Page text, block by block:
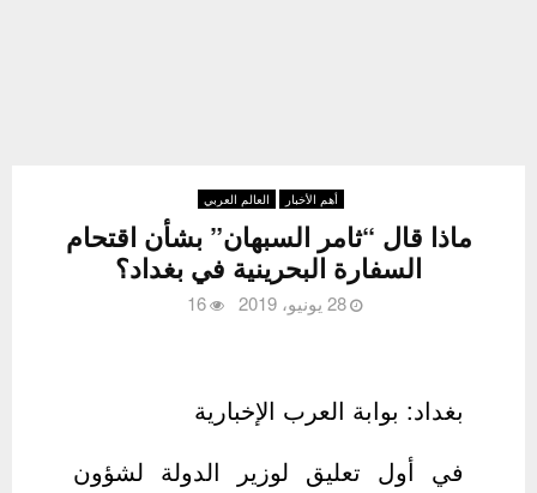
أهم الأخبار العالم العربي
ماذا قال “ثامر السبهان” بشأن اقتحام
السفارة البحرينية في بغداد؟
28 يونيو، 2019 16
بغداد: بوابة العرب الإخبارية
في أول تعليق لوزير الدولة لشؤون